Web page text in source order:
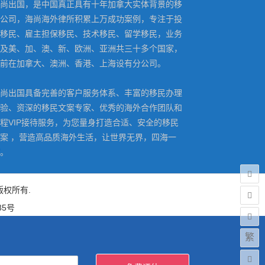
出国，是中国真正具有十年加拿大实体背景的移
司，海尚海外律所积累上万成功案例，专注于投
民、雇主担保移民、技术移民、留学移民，业务
美、加、澳、新、欧洲、亚洲共三十多个国家，
在加拿大、澳洲、香港、上海设有分公司。
出国具备完善的客户服务体系、丰富的移民办理
、资深的移民文案专家、优秀的海外合作团队和
VIP接待服务，为您量身打造合适、安全的移民
，营造高品质海外生活，让世界无界，四海一
所有.
号
繁